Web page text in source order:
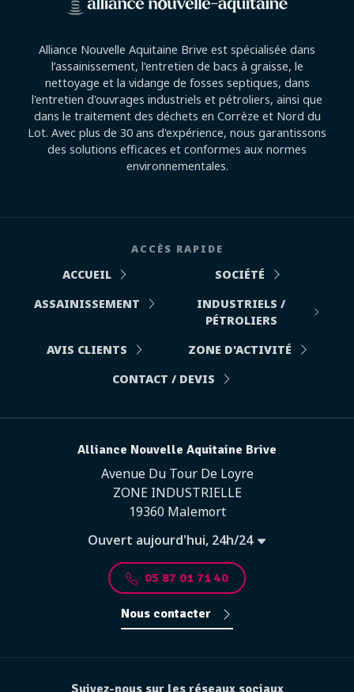
Alliance Nouvelle Aquitaine Brive est spécialisée dans
l’assainissement, l'entretien de bacs à graisse, le
nettoyage et la vidange de fosses septiques, dans
l'entretien d'ouvrages industriels et pétroliers, ainsi que
dans le traitement des déchets en Corrèze et Nord du
Lot. Avec plus de 30 ans d'expérience, nous garantissons
des solutions efficaces et conformes aux normes
environnementales.
ACCÈS RAPIDE
ACCUEIL
SOCIÉTÉ
ASSAINISSEMENT
INDUSTRIELS /
PÉTROLIERS
AVIS CLIENTS
ZONE D'ACTIVITÉ
CONTACT / DEVIS
Alliance Nouvelle Aquitaine Brive
Avenue Du Tour De Loyre
ZONE INDUSTRIELLE
19360 Malemort
Ouvert aujourd'hui, 24h/24
05 87 01 71 40
Nous contacter
Suivez-nous sur les réseaux sociaux